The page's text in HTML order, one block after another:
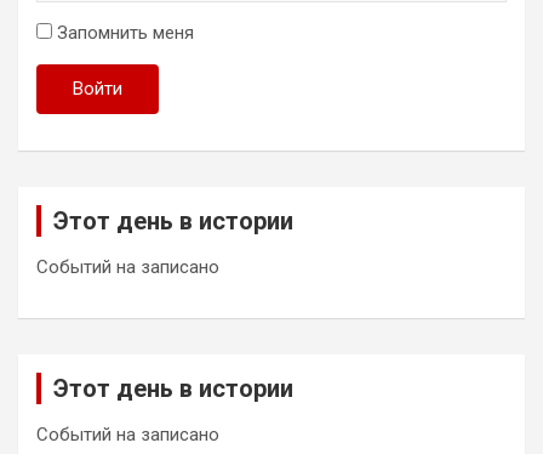
Запомнить меня
Войти
Этот день в истории
Событий на записано
Этот день в истории
Событий на записано